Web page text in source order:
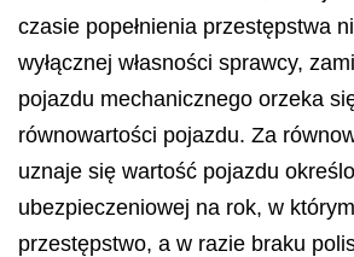
czasie popełnienia przestępstwa
wyłącznej własności sprawcy,
pojazdu mechanicznego orzeka
równowartości pojazdu. Za
uznaje się wartość pojazdu
ubezpieczeniowej na rok, w
przestępstwo, a w razie braku